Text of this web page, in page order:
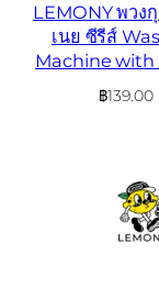
LEMONY พวง
เนย ซีรีส์
Machine with
฿139.00